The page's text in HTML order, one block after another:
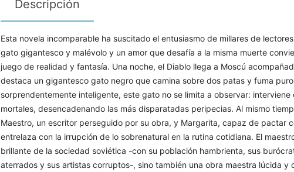
Descripción
Esta novela incomparable ha suscitado el entusiasmo de millares de
gato gigantesco y malévolo y un amor que desafía a la misma muerte
juego de realidad y fantasía. Una noche, el Diablo llega a Moscú
destaca un gigantesco gato negro que camina sobre dos patas y fuma
sorprendentemente inteligente, este gato no se limita a observar: interviene
mortales, desencadenando las más disparatadas peripecias. Al mismo
Maestro, un escritor perseguido por su obra, y Margarita, capaz de pactar
entrelaza con la irrupción de lo sobrenatural en la rutina cotidiana. El
brillante de la sociedad soviética -con su población hambrienta, sus
aterrados y sus artistas corruptos-, sino también una obra maestra lúcida y